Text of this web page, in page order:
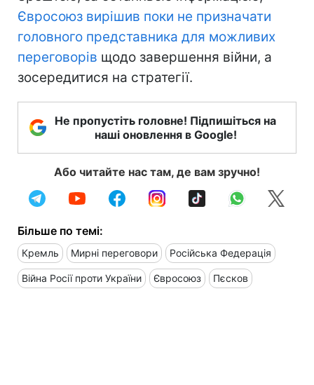
Євросоюз вирішив поки не призначати
головного представника для можливих
переговорів щодо завершення війни, а
зосередитися на стратегії.
Не пропустіть головне! Підпишіться на
наші оновлення в Google!
Або читайте нас там, де вам зручно!
Більше по темі:
Кремль Мирні переговори Російська Федерація
Війна Росії проти України Євросоюз Пєсков